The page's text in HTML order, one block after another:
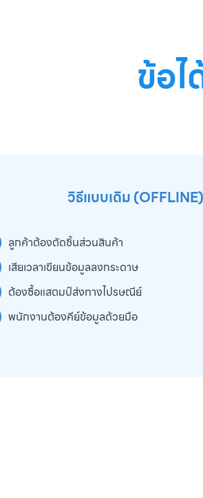
ข้อ
วิธีแบบเดิม (OFFLINE)
ลูกค้าต้องตัดชิ้นส่วนสินค้า
เสียเวลาเขียนข้อมูลลงกระดาษ
ต้องซื้อแสตมป์ส่งทางไปรษณีย์
พนักงานต้องคีย์ข้อมูลด้วยมือ